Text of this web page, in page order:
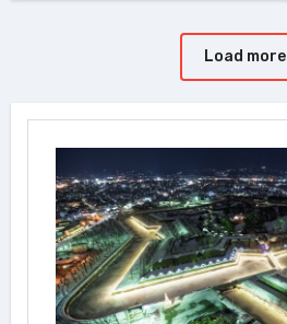
Load more